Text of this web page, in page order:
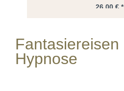
Fantasiereisen
Hypnose
26,00 € *